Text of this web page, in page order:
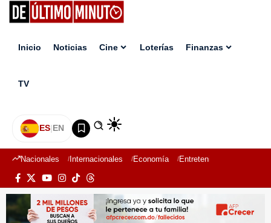
Inicio Noticias Cine Loterías Finanzas
TV
ES|EN
Nacionales Internacionales Economía Entretenimiento